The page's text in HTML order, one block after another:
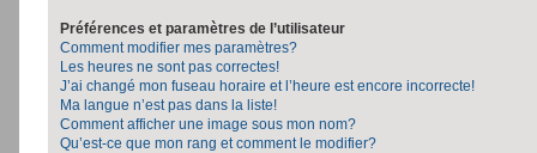
Préférences et paramètres de l’utilisateur
Comment modifier mes paramètres?
Les heures ne sont pas correctes!
J’ai changé mon fuseau horaire et l’heure est encore incorrecte!
Ma langue n’est pas dans la liste!
Comment afficher une image sous mon nom?
Qu’est-ce que mon rang et comment le modifier?